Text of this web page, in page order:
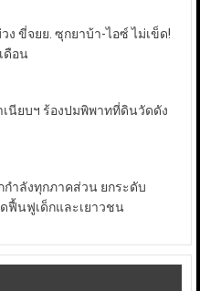
ขี่จยย. ซุกยาบ้า-ไอซ์ ไม่เข็ด!
ดือน
นียบฯ ร้องปมพิพาทที่ดินวัดดัง
ำลังทุกภาคส่วน ยกระดับ
ฟื้นฟูเด็กและเยาวชน